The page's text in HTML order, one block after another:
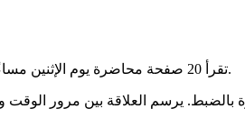
تقرأ 20 صفحة محاضرة يوم الإثنين مساءً. صباح الثلاثاء، نسيت نصفها. الجمعة، لم يبقَ ربما سوى 20% في ذاكرتك. ليس هذا قصورًا في التركيز — إنه الآلية الطبيعية لدماغك.